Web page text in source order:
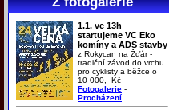
1.1. ve 13h
startujeme VC Eko
komíny a ADS stavby
z Rokycan na Žďár -
tradiční závod do vrchu
pro cyklisty a běžce o
10 000,- Kč
Fotogalerie -
Procházení